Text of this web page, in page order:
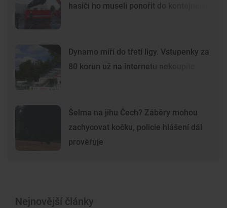
hasiči ho museli ponořit do kontejneru
Dynamo míří do třetí ligy. Vstupenky za
80 korun už na internetu nekoupíte
Šelma na jihu Čech? Záběry mohou
zachycovat kočku, policie hlášení dál
prověřuje
Nejnovější články